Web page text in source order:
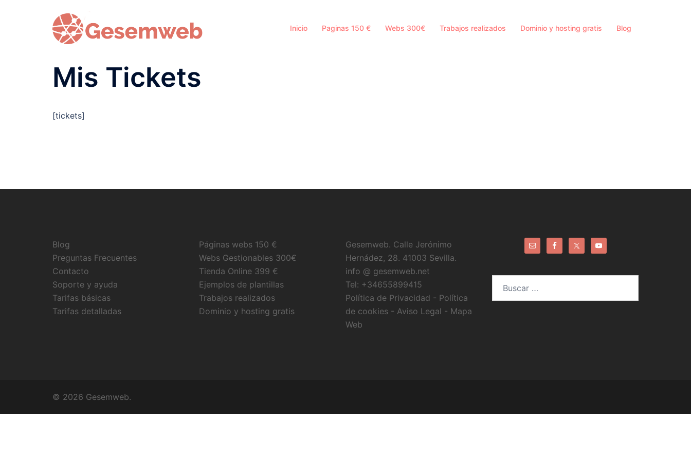
Inicio Paginas 150 € Webs 300€ Trabajos realizados Dominio y hosting gratis Blog
Mis Tickets
[tickets]
Blog
Preguntas Frecuentes
Contacto
Soporte y ayuda
Tarifas básicas
Tarifas detalladas
Páginas webs 150 €
Webs Gestionables 300€
Tienda Online 399 €
Ejemplos de plantillas
Trabajos realizados
Dominio y hosting gratis
Gesemweb. Calle Jerónimo
Hernádez, 28. 41003 Sevilla.
info @ gesemweb.net
Tel: +34655899415
Política de Privacidad - Política
de cookies - Aviso Legal - Mapa
Web
© 2026 Gesemweb.